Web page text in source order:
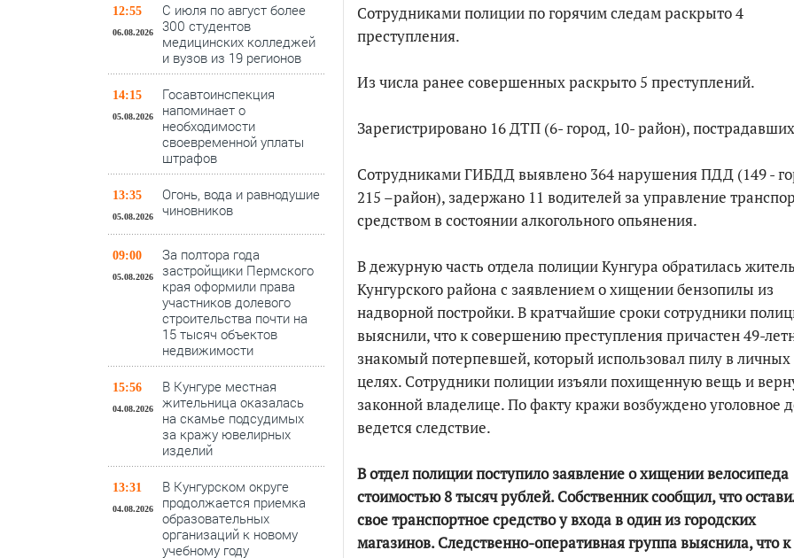
12:55
06.08.2026
С июля по август более
300 студентов
медицинских колледжей
и вузов из 19 регионов
14:15
05.08.2026
Госавтоинспекция
напоминает о
необходимости
своевременной уплаты
штрафов
13:35
05.08.2026
Огонь, вода и равнодушие
чиновников
09:00
05.08.2026
За полтора года
застройщики Пермского
края оформили права
участников долевого
строительства почти на
15 тысяч объектов
недвижимости
15:56
04.08.2026
В Кунгуре местная
жительница оказалась
на скамье подсудимых
за кражу ювелирных
изделий
13:31
04.08.2026
В Кунгурском округе
продолжается приемка
образовательных
организаций к новому
учебному году
Сотрудниками полиции по горячим следам раскрыто 4
преступления.
Из числа ранее совершенных раскрыто 5 преступлений.
Зарегистрировано 16 ДТП (6- город, 10- район),
Сотрудниками ГИБДД выявлено 364 нарушения ПДД (149 -
215 –район), задержано 11 водителей за управление
средством в состоянии алкогольного опьянения.
В дежурную часть отдела полиции Кунгура обратилась
Кунгурского района с заявлением о хищении бензопилы из
надворной постройки. В кратчайшие сроки сотрудники
выяснили, что к совершению преступления причастен 49-
знакомый потерпевшей, который использовал пилу в личных
целях. Сотрудники полиции изъяли похищенную вещь и
законной владелице. По факту кражи возбуждено уголовное
ведется следствие.
В отдел полиции поступило заявление о хищении велосипеда
стоимостью 8 тысяч рублей. Собственник сообщил, что
свое транспортное средство у входа в один из городских
магазинов. Следственно-оперативная группа выяснила, что к